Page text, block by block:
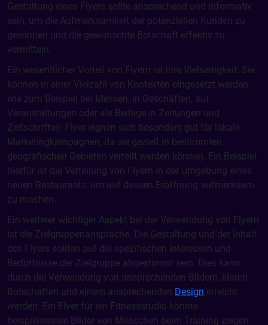
Gestaltung eines Flyers sollte ansprechend und informativ
sein, um die Aufmerksamkeit der potenziellen Kunden zu
gewinnen und die gewünschte Botschaft effektiv zu
vermitteln.
Ein wesentlicher Vorteil von Flyern ist ihre Vielseitigkeit. Sie
können in einer Vielzahl von Kontexten eingesetzt werden,
wie zum Beispiel bei Messen, in Geschäften, auf
Veranstaltungen oder als Beilage in Zeitungen und
Zeitschriften. Flyer eignen sich besonders gut für lokale
Marketingkampagnen, da sie gezielt in bestimmten
geografischen Gebieten verteilt werden können. Ein Beispiel
hierfür ist die Verteilung von Flyern in der Umgebung eines
neuen Restaurants, um auf dessen Eröffnung aufmerksam
zu machen.
Ein weiterer wichtiger Aspekt bei der Verwendung von Flyern
ist die Zielgruppenansprache. Die Gestaltung und der Inhalt
des Flyers sollten auf die spezifischen Interessen und
Bedürfnisse der Zielgruppe abgestimmt sein. Dies kann
durch die Verwendung von ansprechenden Bildern, klaren
Botschaften und einem ansprechenden Design erreicht
werden. Ein Flyer für ein Fitnessstudio könnte
beispielsweise Bilder von Menschen beim Training zeigen